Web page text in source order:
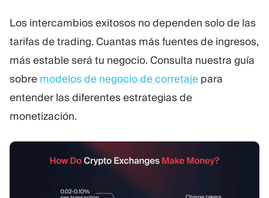
Los intercambios exitosos no dependen solo de las
tarifas de trading. Cuantas más fuentes de ingresos,
más estable será tu negocio. Consulta nuestra guía
sobre modelos de negocio de corretaje para
entender las diferentes estrategias de
monetización.